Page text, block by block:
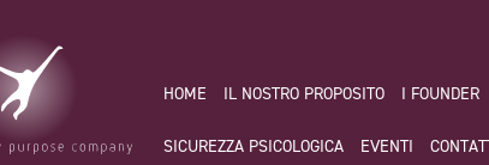
HOME IL NOSTRO PROPOSITO I FOUNDER
SICUREZZA PSICOLOGICA EVENTI